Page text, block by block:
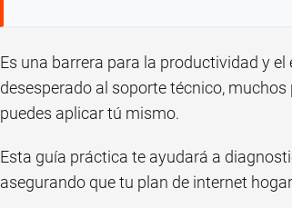
Es una barrera para la productividad y
desesperado al soporte técnico,
puedes aplicar tú mismo.
Esta guía práctica te ayudará a
asegurando que tu plan de internet